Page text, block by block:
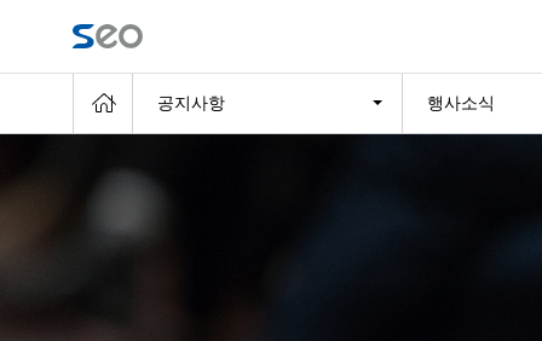
공지사항 행사소식